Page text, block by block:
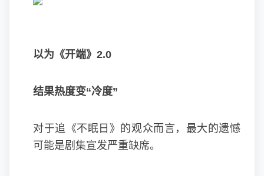
以为《开端》 2.0
结果热度变“冷度”
对于追《不眠日》的观众而言，最大的遗憾
可能是剧集宣发严重缺席。